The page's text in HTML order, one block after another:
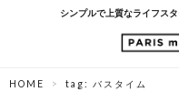
シンプルで上質なライフス
HOME tag: バスタイム